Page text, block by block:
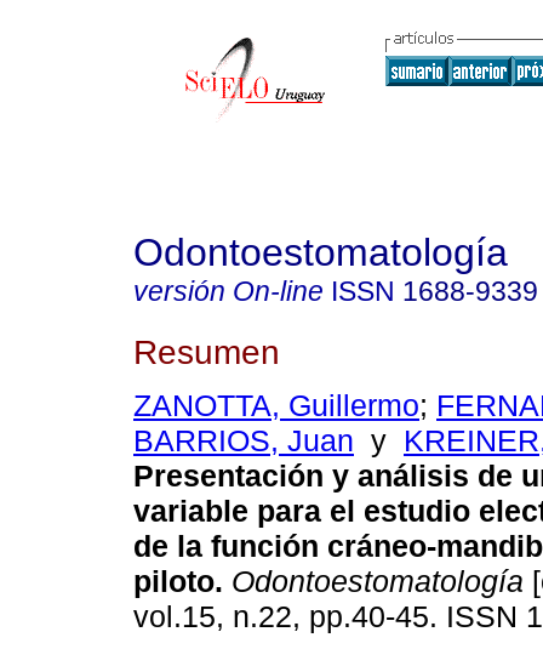
Odontoestomatología
versión On-line ISSN 1688-9339
Resumen
ZANOTTA, Guillermo;
BARRIOS, Juan y
Presentación y análisis de
variable para el estudio
de la función cráneo-
piloto. Odontoestomatología
vol.15, n.22, pp.40-45. ISSN